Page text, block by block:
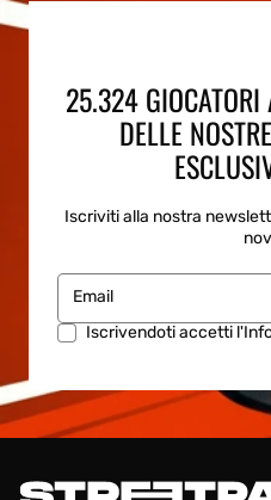
25.324 GIOCATORI
DELLE
Iscriviti alla nostra
Email
Iscrivendoti accetti